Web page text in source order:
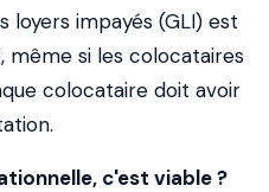
loyers impayés (GLI) est
si les colocataires
colocataire doit avoir
c'est viable ?